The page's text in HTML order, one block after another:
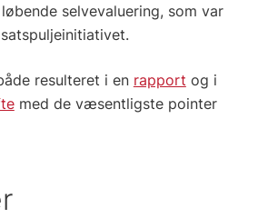
selvevaluering, som var
resulteret i en rapport og i
med de væsentligste pointer